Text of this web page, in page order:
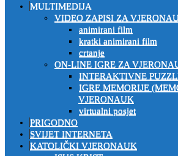
MULTIMEDIJA
VIDEO ZAPISI ZA
animirani film
kratki animirani film
crtanje
ON-LINE IGRE ZA
INTERAKTIVNE
IGRE MEMORIJE
VJERONAUK
virtualni posjet
PRIGODNO
SVIJET INTERNETA
KATOLIČKI VJERONAUK